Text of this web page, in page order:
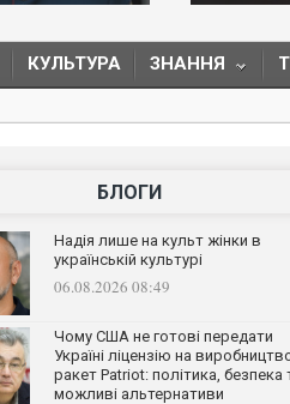
КУЛЬТУРА ЗНАННЯ
БЛОГИ
Надія лише на культ жінки в
українській культурі
06.08.2026 08:49
Чому США не готові передати
Україні ліцензію на
ракет Patriot: політика, безпека
можливі альтернативи